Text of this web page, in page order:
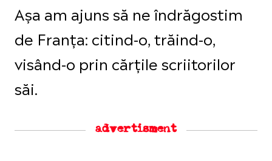
Așa am ajuns să ne îndrăgostim
de Franța: citind-o, trăind-o,
visând-o prin cărțile scriitorilor
săi.
advertisment